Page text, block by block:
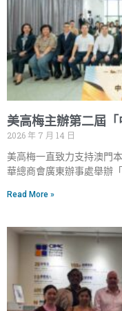
美高梅主辦第二屆「
2026 年 7 月 14 日
美高梅一直致力支持澳門
華總商會廣東辦事處舉辦
Read More »